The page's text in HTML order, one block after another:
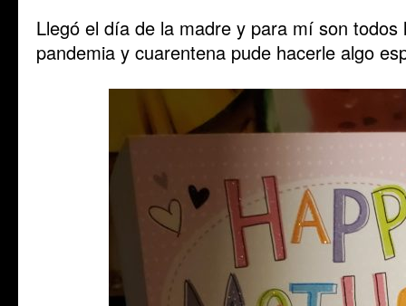
Llegó el día de la madre y para mí son
pandemia y cuarentena pude hacerle algo